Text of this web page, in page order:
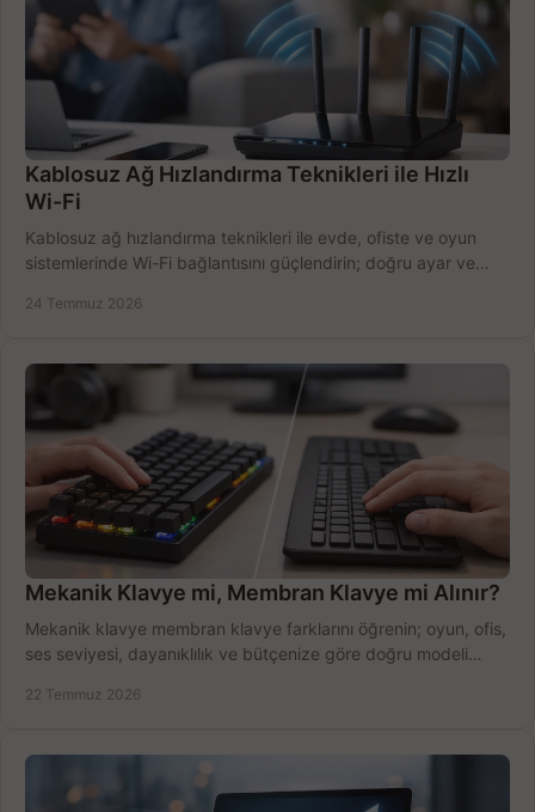
Kablosuz Ağ Hızlandırma Teknikleri ile Hızlı
Wi-Fi
Kablosuz ağ hızlandırma teknikleri ile evde, ofiste ve oyun
sistemlerinde Wi-Fi bağlantısını güçlendirin; doğru ayar ve
24 Temmuz 2026
Mekanik Klavye mi, Membran Klavye mi Alınır?
Mekanik klavye membran klavye farklarını öğrenin; oyun, ofis,
ses seviyesi, dayanıklılık ve bütçenize göre doğru modeli
22 Temmuz 2026